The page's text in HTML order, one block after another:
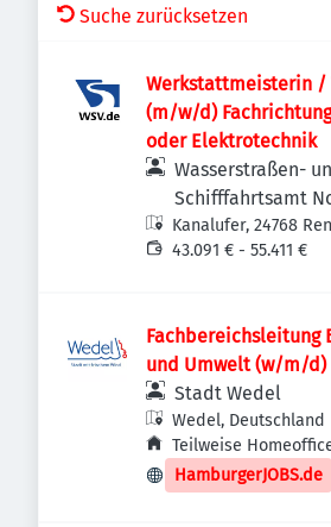
Suche zurücksetzen
Werkstattmeisterin
(m/w/d)
oder Elektrotechnik
Wasserstraßen-
Schifffahrtsamt
Kanal
Kanalufer, 24768
Deutschland
43.091 € - 55.411 €
Fachbereichsleitung
und Umwelt (w/m/d)
Stadt Wedel
Wedel, Deutschland
Teilweise
HamburgerJOBS.de